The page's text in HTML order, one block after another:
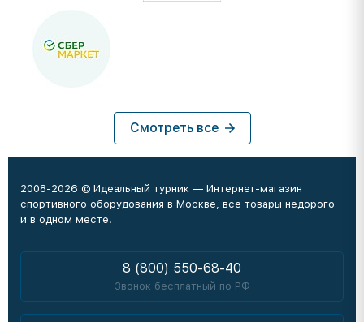
Смотреть все
2008-2026 © Идеальный турник — Интернет-магазин
спортивного оборудования в Москве, все товары недорого
и в одном месте.
8 (800) 550-68-40
Звонок бесплатный по РФ